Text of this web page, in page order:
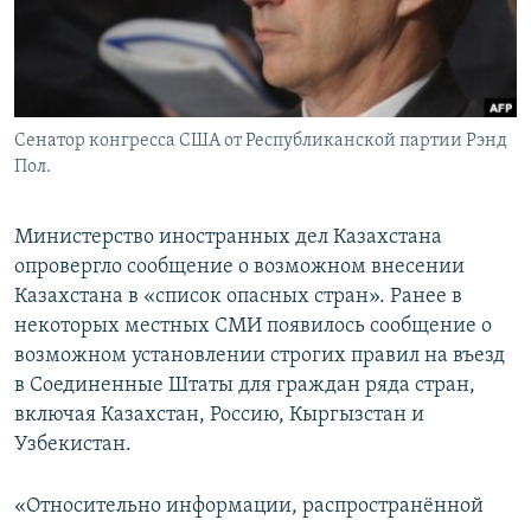
Сенатор конгресса США от Республиканской партии Рэнд
Пол.
Министерство иностранных дел Казахстана
опровергло сообщение о возможном внесении
Казахстана в «список опасных стран». Ранее в
некоторых местных СМИ появилось сообщение о
возможном установлении строгих правил на въезд
в Соединенные Штаты для граждан ряда стран,
включая Казахстан, Россию, Кыргызстан и
Узбекистан.
«Относительно информации, распространённой